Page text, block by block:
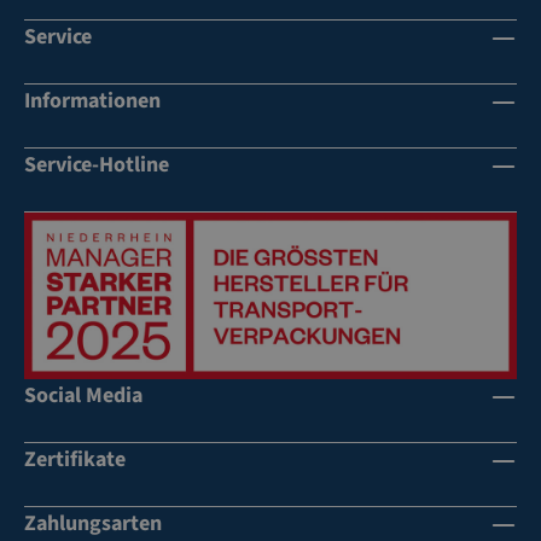
Service
Informationen
Service-Hotline
Social Media
Zertifikate
Zahlungsarten